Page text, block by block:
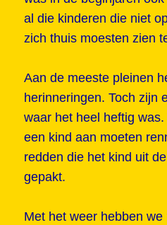
al die kinderen die niet
zich thuis moesten zien
Aan de meeste pleinen
herinneringen. Toch zijn
waar het heel heftig
een kind aan moeten
redden die het kind uit
gepakt.
Met het weer hebben